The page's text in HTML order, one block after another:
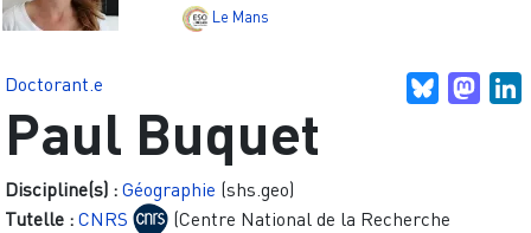
Le Mans
Bluesky
Doctorant.e
Paul Buquet
Discipline(s) : Géographie (shs.geo)
Tutelle : CNRS
(Centre National de la Recherche